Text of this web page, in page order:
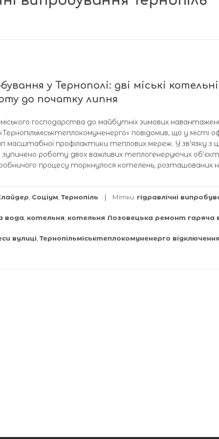
у Тернополі: дві міські котельні
до початку липня
міського господарства до майбутніх зимових
повідомив, що у місті
профілактики теплових мереж. У зв’язку з
роботу двох важливих теплогенеруючих
процесу торкнулося котелень, розташованих
Соціум Тернопіль Мітки: гідравлічні
вода котельня котельня Лозовецька ремонт гаряча
вулиці Тернопільміськтеплокомуненерго